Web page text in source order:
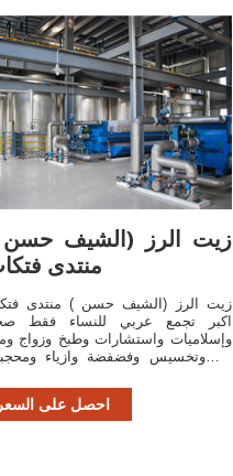
زيت الرز (الشيف
منتدى
زيت الرز (الشيف حسن ) منتدى
اكبر تجمع عربي للنساء فقط
وإسلاميات واستشارات وطبخ وزواج
اب وتخسيس وفضفضة وازياء
احصل على السعر